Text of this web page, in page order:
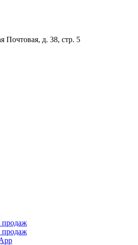
Почтовая, д. 38, стр. 5
продаж
продаж